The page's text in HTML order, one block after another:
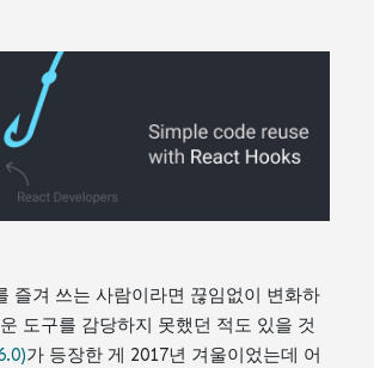
즐겨 쓰는 사람이라면 끊임없이 변화하
도구를 감당하지 못했던 적도 있을 것
가 등장한 게 2017년 겨울이었는데 어